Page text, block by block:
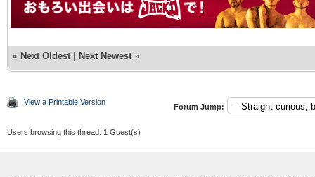
« Next Oldest | Next Newest »
View a Printable Version
Forum Jump:
Users browsing this thread: 1 Guest(s)